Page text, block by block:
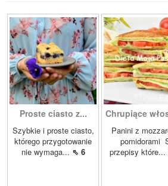
Proste ciasto z...
Szybkie i proste ciasto,
którego przygotowanie
nie wymaga... ⇖ 6
Chrupiące
Panini z
pomidorami
przepisy które...